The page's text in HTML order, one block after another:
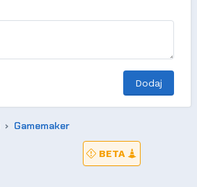
Dodaj
Gamemaker
BETA